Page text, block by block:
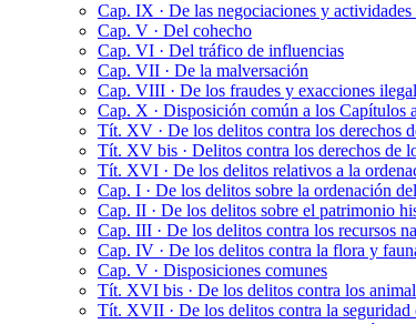
Cap. IX · De las negociaciones y
Cap. V · Del cohecho
Cap. VI · Del tráfico de influencias
Cap. VII · De la malversación
Cap. VIII · De los fraudes y exacciones
Cap. X · Disposición común a los Capítulos
Tít. XV · De los delitos contra los derechos
Tít. XV bis · Delitos contra los derechos de
Tít. XVI · De los delitos relativos a la
Cap. I · De los delitos sobre la ordenación
Cap. II · De los delitos sobre el patrimonio
Cap. III · De los delitos contra los recursos
Cap. IV · De los delitos contra la flora y
Cap. V · Disposiciones comunes
Tít. XVI bis · De los delitos contra los
Tít. XVII · De los delitos contra la seguridad